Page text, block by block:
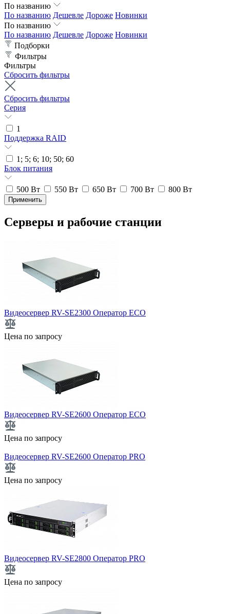
По названию
По названию Дешевле Дороже Новинки
По названию
По названию Дешевле Дороже Новинки
Подборки
Фильтры
Фильтры
Сбросить фильтры
Сбросить фильтры
Серия
1
Поддержка RAID
1; 5; 6; 10; 50; 60
Блок питания
500 Вт 550 Вт 650 Вт 700 Вт 800 Вт
Серверы и рабочие станции
Видеосервер RV-SE2300 Оператор ECO
Цена по запросу
Видеосервер RV-SE2600 Оператор ECO
Цена по запросу
Видеосервер RV-SE2600 Оператор PRO
Цена по запросу
Видеосервер RV-SE2800 Оператор PRO
Цена по запросу